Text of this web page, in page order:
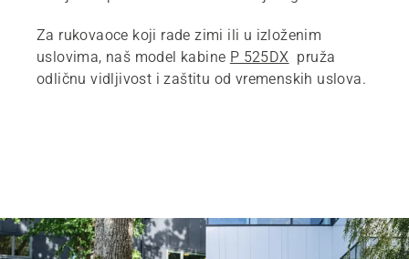
Za rukovaoce koji rade zimi ili u izloženim
uslovima, naš model kabine P 525DX pruža
odličnu vidljivost i zaštitu od vremenskih uslova.